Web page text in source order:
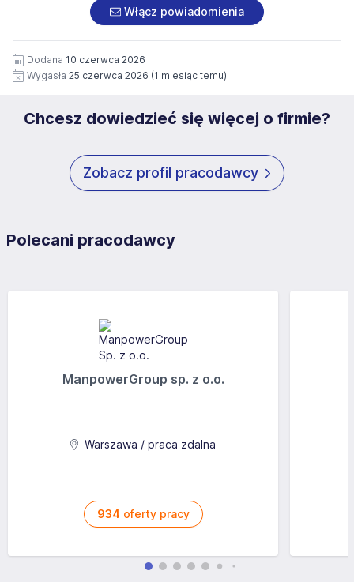
pod numerem 33 816 64 09 lub pisemnie na adres
siedziby administratora.
https://www.workprofit.pl/klauzula-informacyjna.html
załączonych dokumentach aplikacyjnych (w tym
wizerunku), na potrzeby przyszłych rekrutacji przez okres
12 miesięcy. Zgoda jest dobrowolna i może być w każdym
czasie wycofana.
Włącz powiadomienia
Dodana 10 czerwca 2026
Wygasła 25 czerwca 2026 (1 miesiąc temu)
Chcesz dowiedzieć się więcej o firmie?
Zobacz profil pracodawcy
Polecani pracodawcy
ManpowerGroup sp. z o.o.
Warszawa / praca zdalna
934 oferty pracy